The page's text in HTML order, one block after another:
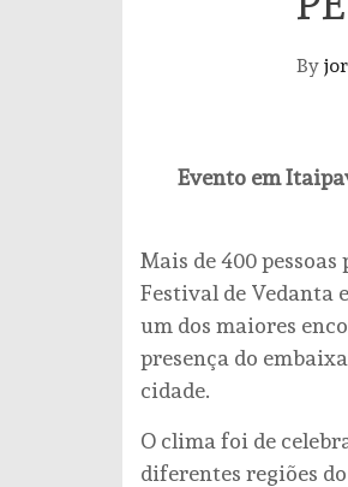
By
Evento em
Mais de 400
Festival de Vedanta
um dos maiores
presença do
cidade.
O clima foi de
diferentes regiões